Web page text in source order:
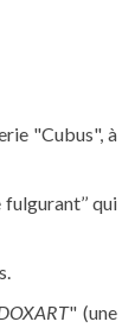
"Cubus", à
qui
" (une